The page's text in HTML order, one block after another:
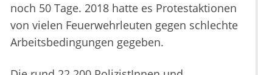
noch 50 Tage. 2018 hatte es Protestaktionen
von vielen Feuerwehrleuten gegen schlechte
Arbeitsbedingungen gegeben.